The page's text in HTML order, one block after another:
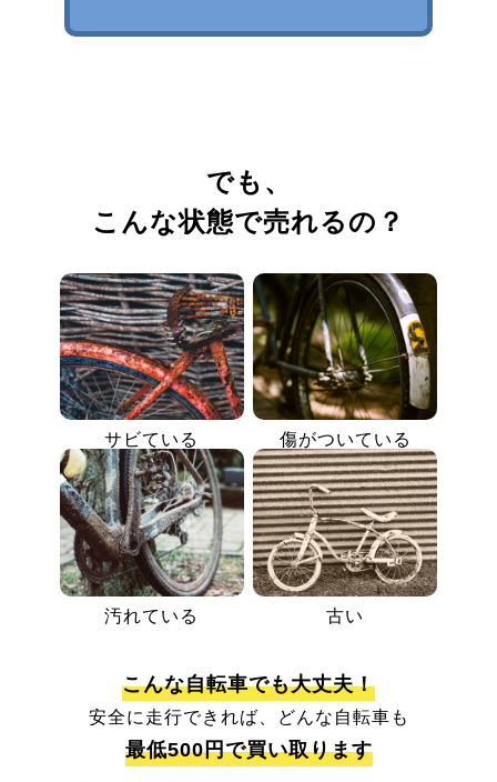
でも、
こんな状態で売れるの？
サビている 傷がついている
汚れている 古い
こんな自転車でも大丈夫！
安全に走行できれば、どんな自転車も
最低500円で買い取ります